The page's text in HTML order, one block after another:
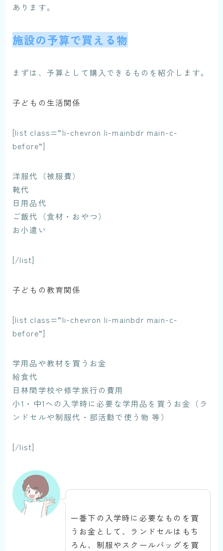
あります。
施設の予算で買える物
まずは、予算として購入できるものを紹介します。
子どもの生活関係
[list class=”li-chevron li-mainbdr main-c-
before”]
洋服代（被服費）
靴代
日用品代
ご飯代（食材・おやつ）
お小遣い
[/list]
子どもの教育関係
[list class=”li-chevron li-mainbdr main-c-
before”]
学用品や教材を買うお金
給食代
日林間学校や修学旅行の費用
小1・中1への入学時に必要な学用品を買うお金（ラ
ンドセルや制服代・部活動で使う物 等）
[/list]
一番下の入学時に必要なものを買
うお金として、ランドセルはもち
ろん、制服やスクールバッグを買